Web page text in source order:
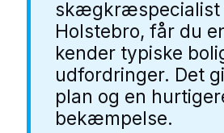
Holstebro, får du
kender typiske
udfordringer. Det
plan og en
bekæmpelse.